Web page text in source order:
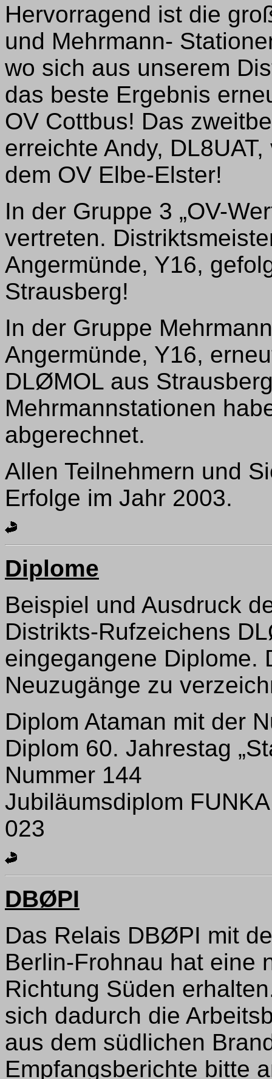
Hervorragend ist die
und Mehrmann-
wo sich aus unserem
das beste Ergebnis
OV Cottbus! Das
erreichte Andy,
dem OV Elbe-Elster!
In der Gruppe 3 „OV-
vertreten.
Angermünde, Y16,
Strausberg!
In der Gruppe
Angermünde, Y16,
DLØMOL aus
Mehrmannstationen
abgerechnet.
Allen Teilnehmern und
Erfolge im Jahr 2003.
Diplome
Beispiel und Ausdruck
Distrikts-Rufzeichens
eingegangene Diplome.
Neuzugänge zu
Diplom Ataman mit der
Diplom 60. Jahrestag
Nummer 144
Jubiläumsdiplom
023
DBØPI
Das Relais DBØPI mit
Berlin-Frohnau hat eine
Richtung Süden
sich dadurch die
aus dem südlichen
Empfangsberichte bitte